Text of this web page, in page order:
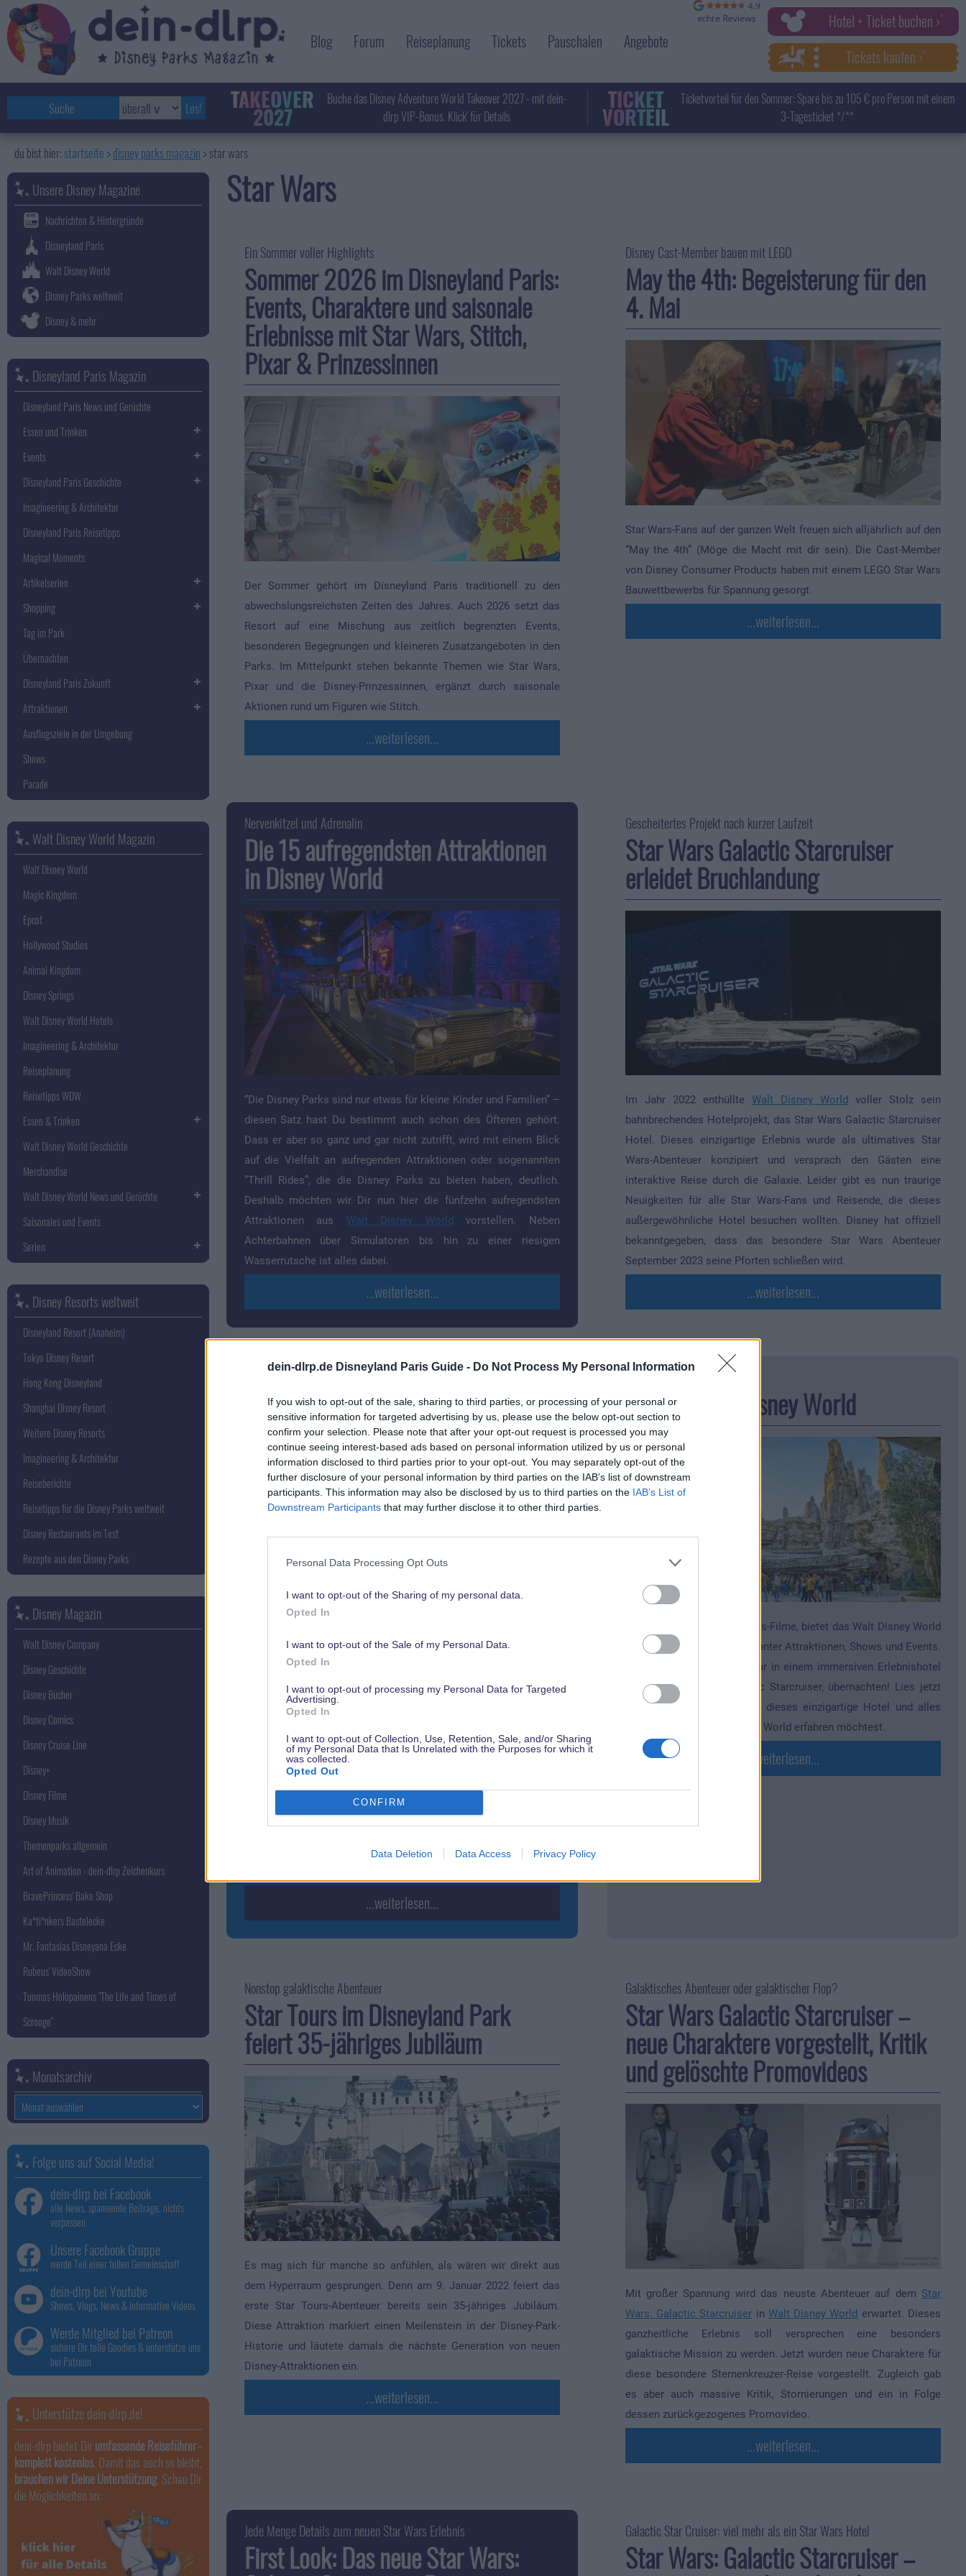
dein-dlrp.de Disneyland Paris Guide - Do Not Process My Personal Information
If you wish to opt-out of the sale, sharing to third parties, or processing of your personal or
sensitive information for targeted advertising by us, please use the below opt-out section to
confirm your selection. Please note that after your opt-out request is processed you may
continue seeing interest-based ads based on personal information utilized by us or personal
information disclosed to third parties prior to your opt-out. You may separately opt-out of the
further disclosure of your personal information by third parties on the IAB’s list of downstream
participants. This information may also be disclosed by us to third parties on the IAB’s List of
Downstream Participants that may further disclose it to other third parties.
Personal Data Processing Opt Outs
I want to opt-out of the Sharing of my personal data.
Opted In
I want to opt-out of the Sale of my Personal Data.
Opted In
I want to opt-out of processing my Personal Data for Targeted
Advertising.
Opted In
I want to opt-out of Collection, Use, Retention, Sale, and/or Sharing
of my Personal Data that Is Unrelated with the Purposes for which it
was collected.
Opted Out
CONFIRM
Data Deletion Data Access Privacy Policy
Blog Forum Reiseplanung Tickets Pauschalen Angebote
Hotel + Ticket buchen ›
Tickets kaufen ›
TAKEOVER
2027
Buche das Disney Adventure World Takeover 2027 - mit dein-
dlrp VIP-Bonus. Klick' für Details
TICKET
VORTEIL
Ticketvorteil für den Sommer: Spare bis zu 105 € pro Person mit einem
3-Tagesticket */**
startseite disney parks magazin >star wars
Star Wars
Ein Sommer voller Highlights
Sommer 2026 im Disneyland Paris:
Events, Charaktere und saisonale
Erlebnisse mit Star Wars, Stitch,
Pixar & Prinzessinnen
Der Sommer gehört im Disneyland Paris traditionell zu den
abwechslungsreichsten Zeiten des Jahres. Auch 2026 setzt das
Resort auf eine Mischung aus zeitlich begrenzten Events,
besonderen Begegnungen und kleineren Zusatzangeboten in den
Parks. Im Mittelpunkt stehen bekannte Themen wie Star Wars,
Pixar und die Disney-Prinzessinnen, ergänzt durch saisonale
Aktionen rund um Figuren wie Stitch.
...weiterlesen...
Disney Cast-Member bauen mit LEGO
May the 4th: Begeisterung für den
4. Mai
Star Wars-Fans auf der ganzen Welt freuen sich alljährlich auf den
“May the 4th” (Möge die Macht mit dir sein). Die Cast-Member
von Disney Consumer Products haben mit einem LEGO Star Wars
Bauwettbewerbs für Spannung gesorgt.
...weiterlesen...
Nervenkitzel und Adrenalin
Die 15 aufregendsten Attraktionen
in Disney World
“Die Disney Parks sind nur etwas für kleine Kinder und Familien” –
diesen Satz hast Du bestimmt auch schon des Öfteren gehört.
Dass er aber so ganz und gar nicht zutrifft, wird mit einem Blick
auf die Vielfalt an aufregenden Attraktionen oder sogenannten
“Thrill Rides”, die die Disney Parks zu bieten haben, deutlich.
Deshalb möchten wir Dir nun hier die fünfzehn aufregendsten
Attraktionen aus Walt Disney World vorstellen. Neben
Achterbahnen über Simulatoren bis hin zu einer riesigen
Wasserrutsche ist alles dabei.
...weiterlesen...
Gescheitertes Projekt nach kurzer Laufzeit
Star Wars Galactic Starcruiser
erleidet Bruchlandung
Im Jahr 2022 enthüllte Walt Disney Worldvoller Stolz sein
bahnbrechendes Hotelprojekt, das Star Wars Galactic Starcruiser
Hotel. Dieses einzigartige Erlebnis wurde als ultimatives Star
Wars-Abenteuer konzipiert und versprach den Gästen eine
interaktive Reise durch die Galaxie. Leider gibt es nun traurige
Neuigkeiten für alle Star Wars-Fans und Reisende, die dieses
außergewöhnliche Hotel besuchen wollten. Disney hat offiziell
bekanntgegeben, dass das besondere Star Wars Abenteuer
September 2023 seine Pforten schließen wird.
...weiterlesen...
Reisen in ferne Galaxien mittels VR
Auf ins virtuelle Batuu – Star Wars:
Tales from the Galaxy´s Edge –
Enhanced Edition für Playstation 5
VR2
Lange mussten Spielefans warten, aber nun war es vor kurzem so
gekommen! Und jetzt fragst Du Dich sicher, was das mit unserem
kleinen Disney Parks Blog zu tun hat. Ganz einfach: Mit Star
Wars: Tales from the Galaxy´s Edge – Enhanced Edition kannst
Du einen virtuellen Abstecher nach Batuu bzw.
gedulden als für die VR Brille, denn anders als diese kommt das
...weiterlesen...
Möge die Macht mit Dir sein
Star Wars in Disney World
Bist Du ein Fan der Star Wars-Filme, bietet das Walt Disney World
Resort eine Menge interessanter Attraktionen, Shows und Events.
Mittlerweile kannst Du sogar in einem immersiven Erlebnishotel
passend dazu, dem Galactic Starcruiser, übernachten! Lies jetzt
weiter, wenn Du mehr über dieses einzigartige Hotel und alles
rund um Star Wars in Disney World erfahren möchtest.
...weiterlesen...
Nonstop galaktische Abenteuer
Star Tours im Disneyland Park
feiert 35-jähriges Jubiläum
Es mag sich für manche so anfühlen, als wären wir direkt aus
dem Hyperraum gesprungen. Denn am 9. Januar 2022 feiert das
erste Star Tours-Abenteuer bereits sein 35-jähriges Jubiläum.
Diese Attraktion markiert einen Meilenstein in der Disney-Park-
Historie und läutete damals die nächste Generation von neuen
Disney-Attraktionen ein.
...weiterlesen...
Galaktisches Abenteuer oder galaktischer Flop?
Star Wars Galactic Starcruiser –
neue Charaktere vorgestellt, Kritik
und gelöschte Promovideos
Mit großer Spannung wird das neuste Abenteuer auf dem Star
Wars: Galactic Starcruiser in Walt Disney World erwartet. Dieses
ganzheitliche Erlebnis soll versprechen eine besonders
galaktische Mission zu werden. Jetzt wurden neue Charaktere für
diese besondere Sternenkreuzer-Reise vorgestellt. Zugleich gab
es aber auch massive Kritik, Stornierungen und ein in Folge
dessen zurückgezogenes Promovideo.
...weiterlesen...
Jede Menge Details zum neuen Star Wars Erlebnis
First Look: Das neue Star Wars:
Galactic Star Cruiser: viel mehr als ein Star Wars Hotel
Star Wars: Galactic Starcruiser –
Unsere Disney Magazine
Nachrichten & Hintergründe
Disneyland Paris
Walt Disney World
Disney Parks weltweit
Disney & mehr
Disneyland Paris Magazin
Disneyland Paris News und Gerüchte
Essen und Trinken
Events
Disneyland Paris Geschichte
Imagineering & Architektur
Disneyland Paris Reisetipps
Magical Moments
Artikelserien
Shopping
Tag im Park
Übernachten
Disneyland Paris Zukunft
Attraktionen
Ausflugsziele in der Umgebung
Shows
Parade
Walt Disney World Magazin
Walt Disney World
Magic Kingdom
Epcot
Hollywood Studios
Animal Kingdom
Disney Springs
Walt Disney World Hotels
Imagineering & Architektur
Reiseplanung
Reisetipps WDW
Essen & Trinken
Walt Disney World Geschichte
Merchandise
Walt Disney World News und Gerüchte
Saisonales und Events
Serien
Disney Resorts weltweit
Disneyland Resort (Anaheim)
Tokyo Disney Resort
Hong Kong Disneyland
Shanghai Disney Resort
Weitere Disney Resorts
Imagineering & Architektur
Reiseberichte
Reisetipps für die Disney Parks weltweit
Disney Restaurants im Test
Rezepte aus den Disney Parks
Disney Magazin
Walt Disney Company
Disney Geschichte
Disney Bücher
Disney Comics
Disney Cruise Line
Disney+
Disney Filme
Disney Musik
Themenparks allgemein
Art of Animation - dein-dlrp Zeichenkurs
BravePrincess' Bake Shop
Ka*ti*nkers Bastelecke
Mr. Fantasias Disneyana Ecke
Rubeus' VideoShow
Tuomas Holopainens "The Life and Times of
Scrooge"
Monatsarchiv
Monatsarchiv
Folge uns auf Social Media!
dein-dlrp bei Facebook
alle News, spannende Beiträge, nichts
verpassen
Unsere Facebook Gruppe
werde Teil einer tollen Gemeinschaft
dein-dlrp bei Youtube
Shows, Vlogs, News & informative Videos
Werde Mitglied bei Patreon
sichere Dir tolle Goodies & unterstütze uns
bei Patreon
Unterstütze dein-dlrp.de!
dein-dlrp bietet Dirumfassende Reiseführer -
komplett kostenlos. Damit das auch so bleibt,
brauchen wir Deine Unterstützung. Schau Dir
die Möglichkeiten an: